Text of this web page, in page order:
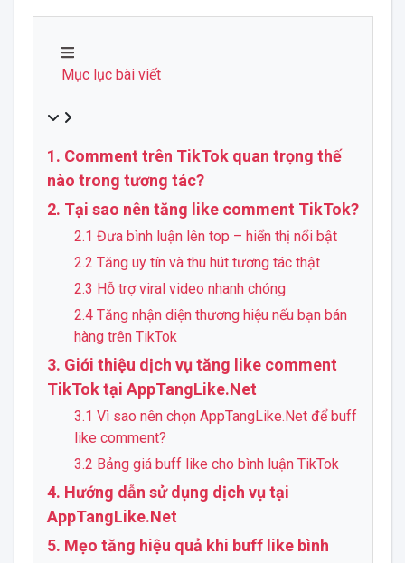
Mục lục bài viết
1. Comment trên TikTok quan trọng thế
nào trong tương tác?
2. Tại sao nên tăng like comment TikTok?
2.1 Đưa bình luận lên top – hiển thị nổi bật
2.2 Tăng uy tín và thu hút tương tác thật
2.3 Hỗ trợ viral video nhanh chóng
2.4 Tăng nhận diện thương hiệu nếu bạn bán
hàng trên TikTok
3. Giới thiệu dịch vụ tăng like comment
TikTok tại AppTangLike.Net
3.1 Vì sao nên chọn AppTangLike.Net để buff
like comment?
3.2 Bảng giá buff like cho bình luận TikTok
4. Hướng dẫn sử dụng dịch vụ tại
AppTangLike.Net
5. Mẹo tăng hiệu quả khi buff like bình